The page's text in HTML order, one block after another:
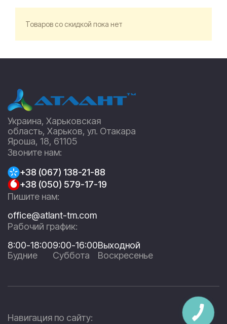
Товаров со скидкой пока нет
Украина, Харьковская
область, Харьков, ул. Отакара
Яроша, 18, 61105
Звоните нам:
+38 (067) 138-21-88
+38 (050) 579-17-19
Пишите нам:
office@atlant-tm.com
Рабочий график:
8:00-18:00
Будние
9:00-16:00
Суббота
Выходной
Воскресенье
Навигация по сайту: